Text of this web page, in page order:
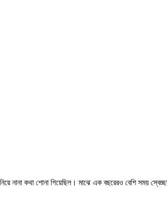
নানা কথা শোনা গিয়েছিল। মাঝে এক বছরেরও বেশি সময়